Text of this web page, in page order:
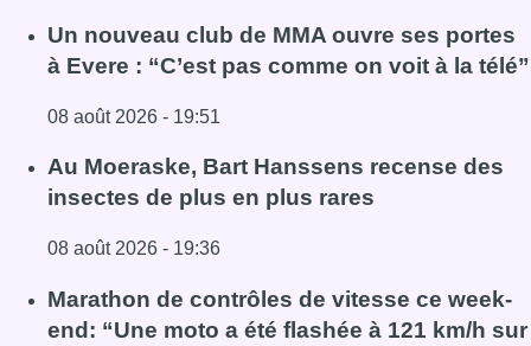
Un nouveau club de MMA ouvre ses portes
à Evere : “C’est pas comme on voit à la télé”
08 août 2026 - 19:51
Lire l'article Un nouveau club de MMA ouvre ses portes à
Au Moeraske, Bart Hanssens recense des
insectes de plus en plus rares
08 août 2026 - 19:36
Lire l'article Au Moeraske, Bart Hanssens recense des
Marathon de contrôles de vitesse ce week-
end: “Une moto a été flashée à 121 km/h sur